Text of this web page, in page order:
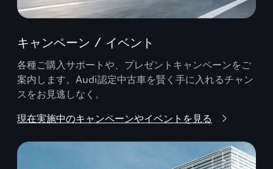
キャンペーン / イベント
各種ご購入サポートや、プレゼントキャンペーンをご
案内します。Audi認定中古車を賢く手に入れるチャン
スをお見逃しなく。
現在実施中のキャンペーンやイベントを見る